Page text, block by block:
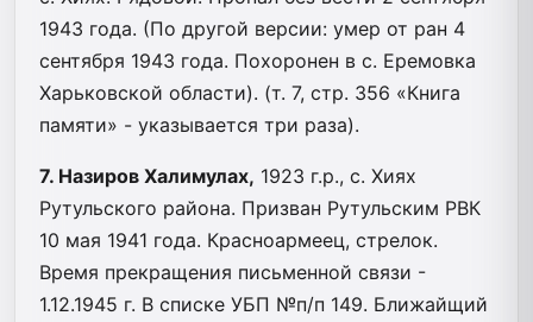
1943 года. (По другой версии: умер от ран 4
сентября 1943 года. Похоронен в с. Еремовка
Харьковской области). (т. 7, стр. 356 «Книга
памяти» - указывается три раза).
7. Назиров Халимулах, 1923 г.р., с. Хиях
Рутульского района. Призван Рутульским РВК
10 мая 1941 года. Красноармеец, стрелок.
Время прекращения письменной связи -
1.12.1945 г. В списке УБП №п/п 149. Ближайщий